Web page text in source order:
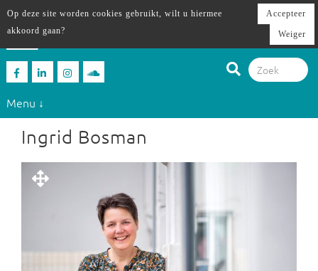
Menu ↓
Ingrid Bosman
Op deze site worden cookies gebruikt, wilt u hiermee
akkoord gaan?
Accepteer
Weiger